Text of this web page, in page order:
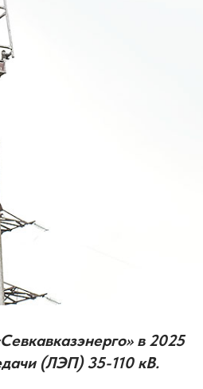
в 2025
(ЛЭП) 35-110 кВ.